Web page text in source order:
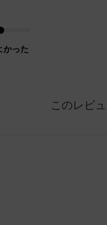
かった
このレビ